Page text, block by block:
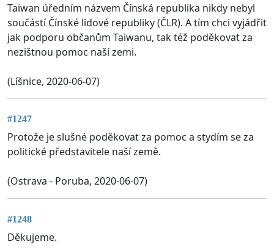
Taiwan úředním názvem Čínská republika nikdy nebyl
součástí Čínské lidové republiky (ČLR). A tím chci vyjádřit
jak podporu občanům Taiwanu, tak též poděkovat za
nezištnou pomoc naší zemi.
(Líšnice, 2020-06-07)
#1247
Protože je slušné poděkovat za pomoc a stydím se za
politické představitele naší země.
(Ostrava - Poruba, 2020-06-07)
#1248
Děkujeme.